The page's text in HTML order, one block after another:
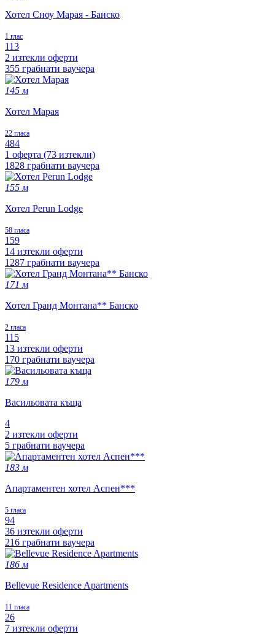
Хотел Сноу Марая - Банско
1 глас
113
2 изтекли оферти
355 грабнати ваучера
145 м
Хотел Марая
22 гласа
484
1 оферта (73 изтекли)
1828 грабнати ваучера
155 м
Хотел Perun Lodge
58 гласа
159
14 изтекли оферти
1287 грабнати ваучера
171 м
Хотел Гранд Монтана** Банско
2 гласа
115
13 изтекли оферти
170 грабнати ваучера
179 м
Васильовата къща
4
2 изтекли оферти
5 грабнати ваучера
183 м
Апартаментен хотел Аспен***
5 гласа
94
36 изтекли оферти
216 грабнати ваучера
186 м
Bellevue Residence Apartments
11 гласа
26
7 изтекли оферти